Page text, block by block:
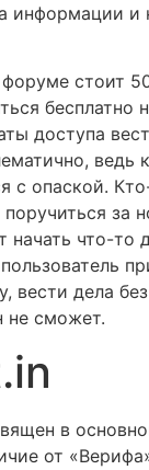
информации и
форуме стоит
бесплатно
доступа
ведь
с опаской.
за
начать что-то
вести дела
не сможет.
в
от